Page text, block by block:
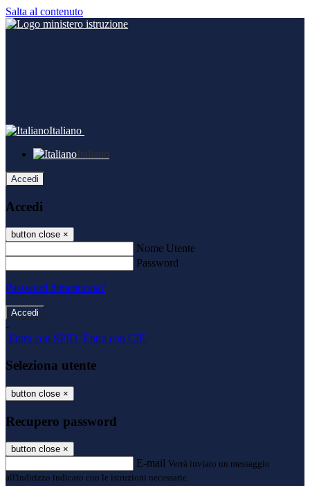
Salta al contenuto
Italiano
Italiano
Accedi
Accedi
button close ×
Nome Utente
Password
Password dimenticata?
-
Entra con SPID Entra con CIE
Seleziona utente
button close ×
Recupero password
button close ×
E-mail Verrà inviato un messaggio
all'indirizzo indicato con le istruzioni necessarie.